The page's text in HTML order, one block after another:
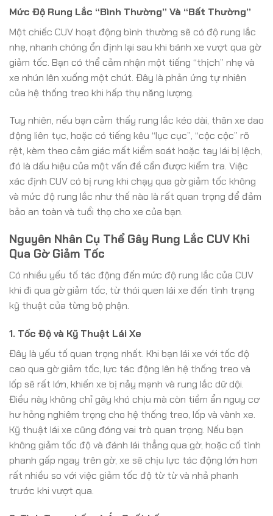
Mức Độ Rung Lắc “Bình Thường” Và “Bất Thường”
Một chiếc CUV hoạt động bình thường sẽ có độ rung lắc
nhẹ, nhanh chóng ổn định lại sau khi bánh xe vượt qua gờ
giảm tốc. Bạn có thể cảm nhận một tiếng “thịch” nhẹ và
xe nhún lên xuống một chút. Đây là phản ứng tự nhiên
của hệ thống treo khi hấp thụ năng lượng.
Tuy nhiên, nếu bạn cảm thấy rung lắc kéo dài, thân xe dao
động liên tục, hoặc có tiếng kêu “lục cục”, “cộc cộc” rõ
rệt, kèm theo cảm giác mất kiểm soát hoặc tay lái bị lệch,
đó là dấu hiệu của một vấn đề cần được kiểm tra. Việc
xác định CUV có bị rung khi chạy qua gờ giảm tốc không
và mức độ rung lắc như thế nào là rất quan trọng để đảm
bảo an toàn và tuổi thọ cho xe của bạn.
Nguyên Nhân Cụ Thể Gây Rung Lắc CUV Khi
Qua Gờ Giảm Tốc
Có nhiều yếu tố tác động đến mức độ rung lắc của CUV
khi đi qua gờ giảm tốc, từ thói quen lái xe đến tình trạng
kỹ thuật của từng bộ phận.
1. Tốc Độ và Kỹ Thuật Lái Xe
Đây là yếu tố quan trọng nhất. Khi bạn lái xe với tốc độ
cao qua gờ giảm tốc, lực tác động lên hệ thống treo và
lốp sẽ rất lớn, khiến xe bị nảy mạnh và rung lắc dữ dội.
Điều này không chỉ gây khó chịu mà còn tiềm ẩn nguy cơ
hư hỏng nghiêm trọng cho hệ thống treo, lốp và vành xe.
Kỹ thuật lái xe cũng đóng vai trò quan trọng. Nếu bạn
không giảm tốc độ và đánh lái thẳng qua gờ, hoặc cố tình
phanh gấp ngay trên gờ, xe sẽ chịu lực tác động lớn hơn
rất nhiều so với việc giảm tốc độ từ từ và nhả phanh
trước khi vượt qua.